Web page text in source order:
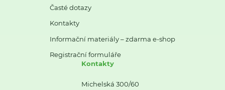
Časté dotazy
Kontakty
Informační materiály – zdarma e-shop
Registrační formuláře
Kontakty
Michelská 300/60